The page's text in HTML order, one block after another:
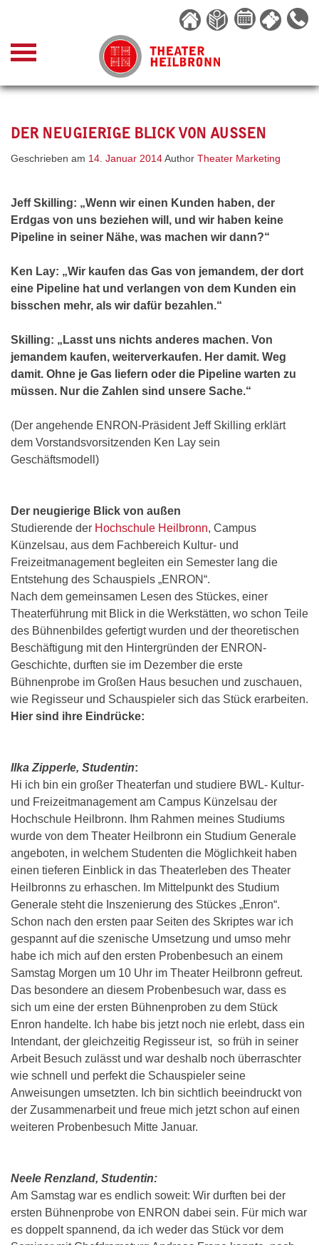
content
DER NEUGIERIGE BLICK VON AUSSEN
Geschrieben am 14. Januar 2014Author Theater Marketing
Jeff Skilling: „Wenn wir einen Kunden haben, der
Erdgas von uns beziehen will, und wir haben keine
Pipeline in seiner Nähe, was machen wir dann?“
Ken Lay: „Wir kaufen das Gas von jemandem, der dort
eine Pipeline hat und verlangen von dem Kunden ein
bisschen mehr, als wir dafür bezahlen.“
Skilling: „Lasst uns nichts anderes machen. Von
jemandem kaufen, weiterverkaufen. Her damit. Weg
damit. Ohne je Gas liefern oder die Pipeline warten zu
müssen. Nur die Zahlen sind unsere Sache.“
(Der angehende ENRON-Präsident Jeff Skilling erklärt
dem Vorstandsvorsitzenden Ken Lay sein
Geschäftsmodell)
Der neugierige Blick von außen
Studierende der Hochschule Heilbronn, Campus
Künzelsau, aus dem Fachbereich Kultur- und
Freizeitmanagement begleiten ein Semester lang die
Entstehung des Schauspiels „ENRON“.
Nach dem gemeinsamen Lesen des Stückes, einer
Theaterführung mit Blick in die Werkstätten, wo schon Teile
des Bühnenbildes gefertigt wurden und der theoretischen
Beschäftigung mit den Hintergründen der ENRON-
Geschichte, durften sie im Dezember die erste
Bühnenprobe im Großen Haus besuchen und zuschauen,
wie Regisseur und Schauspieler sich das Stück erarbeiten.
Hier sind ihre Eindrücke:
Ilka Zipperle, Studentin:
Hi ich bin ein großer Theaterfan und studiere BWL- Kultur-
und Freizeitmanagement am Campus Künzelsau der
Hochschule Heilbronn. Ihm Rahmen meines Studiums
wurde von dem Theater Heilbronn ein Studium Generale
angeboten, in welchem Studenten die Möglichkeit haben
einen tieferen Einblick in das Theaterleben des Theater
Heilbronns zu erhaschen. Im Mittelpunkt des Studium
Generale steht die Inszenierung des Stückes „Enron“.
Schon nach den ersten paar Seiten des Skriptes war ich
gespannt auf die szenische Umsetzung und umso mehr
habe ich mich auf den ersten Probenbesuch an einem
Samstag Morgen um 10 Uhr im Theater Heilbronn gefreut.
Das besondere an diesem Probenbesuch war, dass es
sich um eine der ersten Bühnenproben zu dem Stück
Enron handelte. Ich habe bis jetzt noch nie erlebt, dass ein
Intendant, der gleichzeitig Regisseur ist, so früh in seiner
Arbeit Besuch zulässt und war deshalb noch überraschter
wie schnell und perfekt die Schauspieler seine
Anweisungen umsetzten. Ich bin sichtlich beeindruckt von
der Zusammenarbeit und freue mich jetzt schon auf einen
weiteren Probenbesuch Mitte Januar.
Neele Renzland, Studentin:
Am Samstag war es endlich soweit: Wir durften bei der
ersten Bühnenprobe von ENRON dabei sein. Für mich war
es doppelt spannend, da ich weder das Stück vor dem